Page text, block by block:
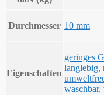
Durchmesser 10 mm
Eigenschaften
geringes
langlebig,
waschbar,